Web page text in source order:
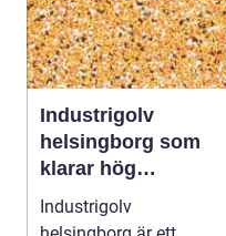
Industrigolv
helsingborg som
klarar hög
belastning och
tuffa krav
Industrigolv